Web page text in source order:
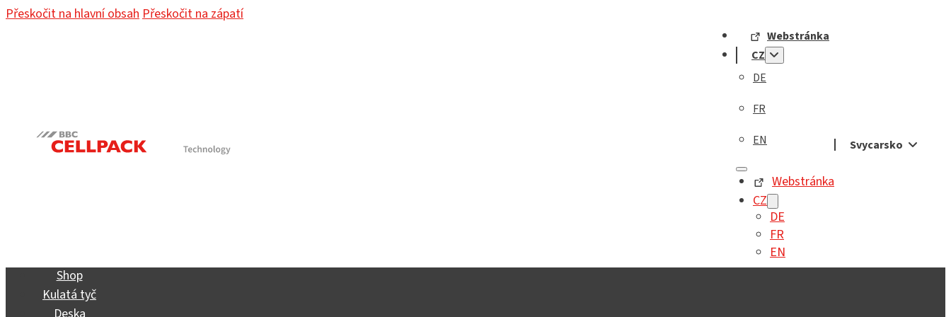
Přeskočit na hlavní obsahPřeskočit na zápatí
Webstránka
CZ
DE
FR
EN
Webstránka
CZ
DE
FR
EN
Svycarsko
Shop
Kulatá tyč